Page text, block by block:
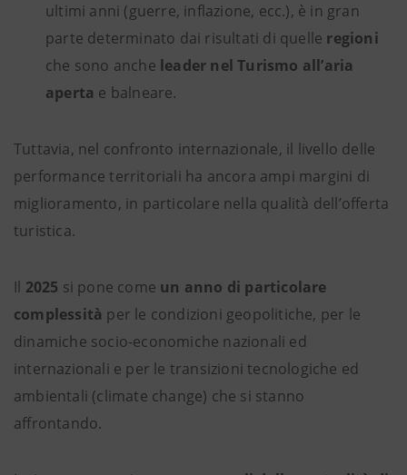
ultimi anni (guerre, inflazione, ecc.), è in gran
parte determinato dai risultati di quelle regioni
che sono anche leader nel Turismo all’aria
aperta e balneare.
Tuttavia, nel confronto internazionale, il livello delle
performance territoriali ha ancora ampi margini di
miglioramento, in particolare nella qualità dell’offerta
turistica.
Il 2025 si pone come un anno di particolare
complessità per le condizioni geopolitiche, per le
dinamiche socio-economiche nazionali ed
internazionali e per le transizioni tecnologiche ed
ambientali (climate change) che si stanno
affrontando.